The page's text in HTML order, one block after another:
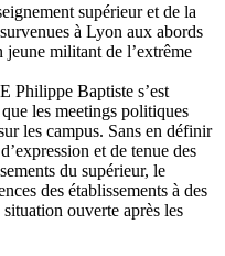
supérieur et de la
à Lyon aux abords
jeune militant de l’extrême
Philippe Baptiste s’est
les meetings politiques
les campus. Sans en définir
et de tenue des
du supérieur, le
des établissements à des
ouverte après les